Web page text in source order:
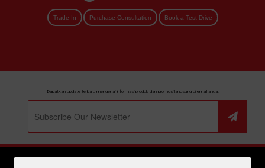
PROMO
Trade In Purchase Consultation Book a Test Drive
Dapatkan update terbaru mengenai informasi produk dan promosi langsung di email anda.